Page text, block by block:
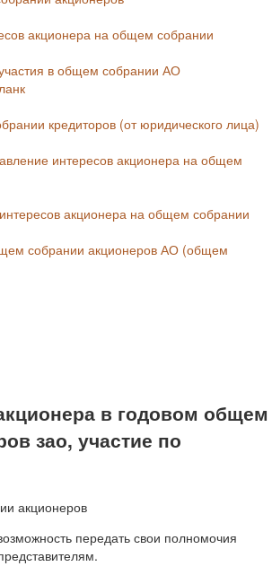
акционера на общем собрании
в общем собрании АО
кредиторов (от юридического лица)
интересов акционера на общем
акционера на общем собрании
собрании акционеров АО (общем
в годовом общем
зао, участие по
передать свои полномочия